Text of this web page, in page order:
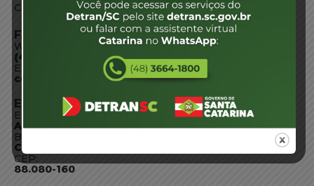
Conheça SC
FALE CONOSCO
WhatsApp:
(48) 3664-1800
E-mail:
centraldeinformacoes@detran.sc.gov.br
ENDEREÇO
Endereço:
Av. Almirante Tamandaré - 480
Bairro:
Coqueiros, Florianópolis SC
CEP:
88.080-160